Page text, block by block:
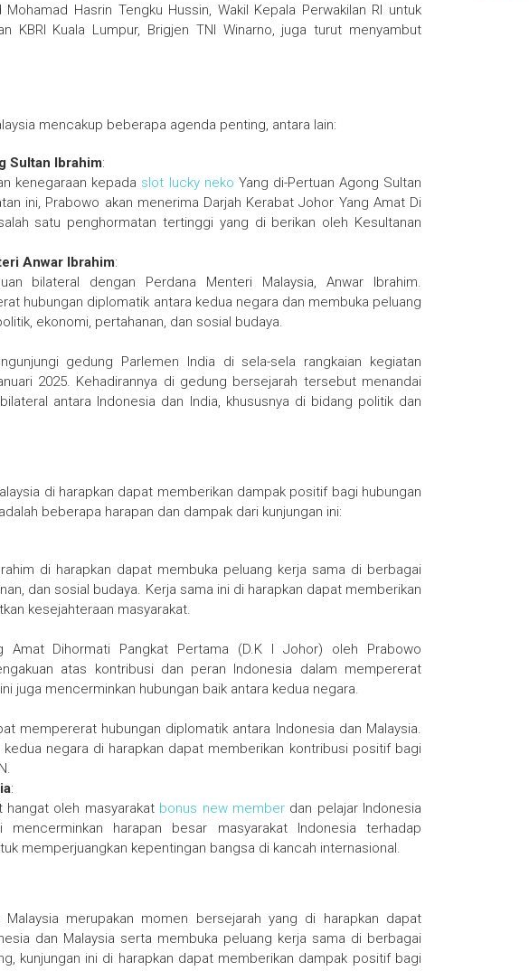
Hasrin Tengku Hussin, Wakil Kepala Perwakilan RI untuk
KBRI Kuala Lumpur, Brigjen TNI Winarno, juga turut menyambut
mencakup beberapa agenda penting, antara lain:
Sultan Ibrahim:
kenegaraan kepada slot lucky neko Yang di-Pertuan Agong Sultan
ini, Prabowo akan menerima Darjah Kerabat Johor Yang Amat Di
satu penghormatan tertinggi yang di berikan oleh Kesultanan
Anwar Ibrahim:
bilateral dengan Perdana Menteri Malaysia, Anwar Ibrahim.
hubungan diplomatik antara kedua negara dan membuka peluang
ekonomi, pertahanan, dan sosial budaya.
gedung Parlemen India di sela-sela rangkaian kegiatan
2025. Kehadirannya di gedung bersejarah tersebut menandai
antara Indonesia dan India, khususnya di bidang politik dan
di harapkan dapat memberikan dampak positif bagi hubungan
beberapa harapan dan dampak dari kunjungan ini:
di harapkan dapat membuka peluang kerja sama di berbagai
dan sosial budaya. Kerja sama ini di harapkan dapat memberikan
kesejahteraan masyarakat.
Amat Dihormati Pangkat Pertama (D.K I Johor) oleh Prabowo
atas kontribusi dan peran Indonesia dalam mempererat
juga mencerminkan hubungan baik antara kedua negara.
mempererat hubungan diplomatik antara Indonesia dan Malaysia.
negara di harapkan dapat memberikan kontribusi positif bagi
:
hangat oleh masyarakat bonus new memberdan pelajar Indonesia
harapan besar masyarakat Indonesia terhadap
memperjuangkan kepentingan bangsa di kancah internasional.
merupakan momen bersejarah yang di harapkan dapat
dan Malaysia serta membuka peluang kerja sama di berbagai
kunjungan ini di harapkan dapat memberikan dampak positif bagi